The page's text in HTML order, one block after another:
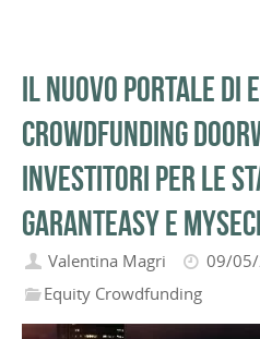
Il nuovo portale di
crowdfunding
investitori per le
Garanteasy e
Valentina Magri
09/
Equity Crowdfunding